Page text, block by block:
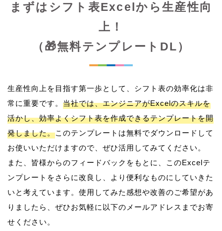
まずはシフト表Excelから生産性向
上！
（🎁無料テンプレートDL）
生産性向上を目指す第一歩として、シフト表の効率化は非
常に重要です。 当社では、エンジニアがExcelのスキルを
活かし、効率よくシフト表を作成できるテンプレートを開
発しました。このテンプレートは無料でダウンロードして
お使いいただけますので、ぜひ活用してみてください。
また、皆様からのフィードバックをもとに、このExcelテ
ンプレートをさらに改良し、より便利なものにしていきた
いと考えています。使用してみた感想や改善のご希望があ
りましたら、ぜひお気軽に以下のメールアドレスまでお寄
せください。